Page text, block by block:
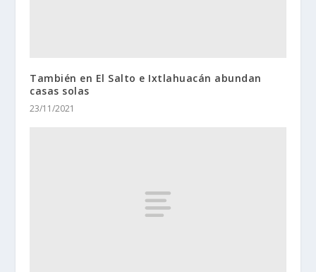
También en El Salto e Ixtlahuacán abundan
casas solas
23/11/2021